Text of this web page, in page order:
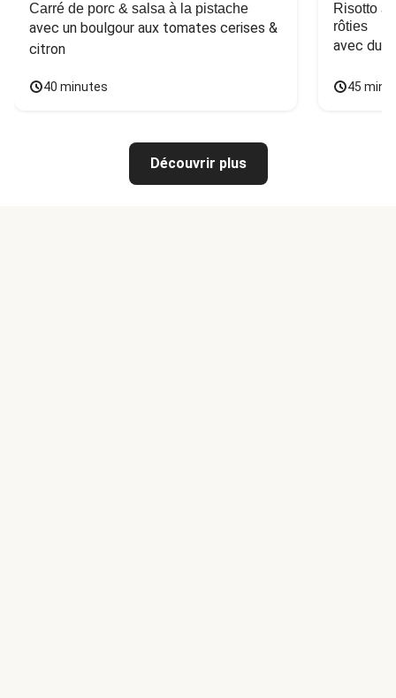
Carré de porc & salsa à la pistache
avec un boulgour aux tomates cerises &
citron
40 minutes
Risotto
rôties
avec du
45
Découvrir plus